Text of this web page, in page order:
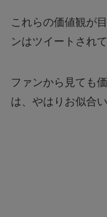
これらの価値観が
ンはツイートされて
ファンから見ても
は、やはりお似合